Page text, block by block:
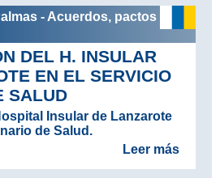
- Acuerdos, pactos y
DEL H. INSULAR
EN EL SERVICIO
SALUD
Insular de Lanzarote
de Salud.
Leer más